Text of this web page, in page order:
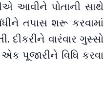
આવીને પોતાની સાથે
તપાસ શરૂ કરવામાં
વારંવાર ગુસ્સો
પૂજારીને વિધિ કરવા